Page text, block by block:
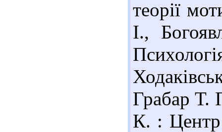
теорії
І.,
Грабар Т.
К. :